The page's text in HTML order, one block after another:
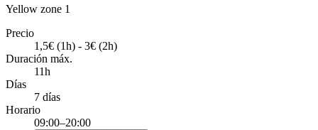
Yellow zone 1
Precio
1,5€ (1h) - 3€ (2h)
Duración máx.
11h
Días
7 días
Horario
09:00–20:00